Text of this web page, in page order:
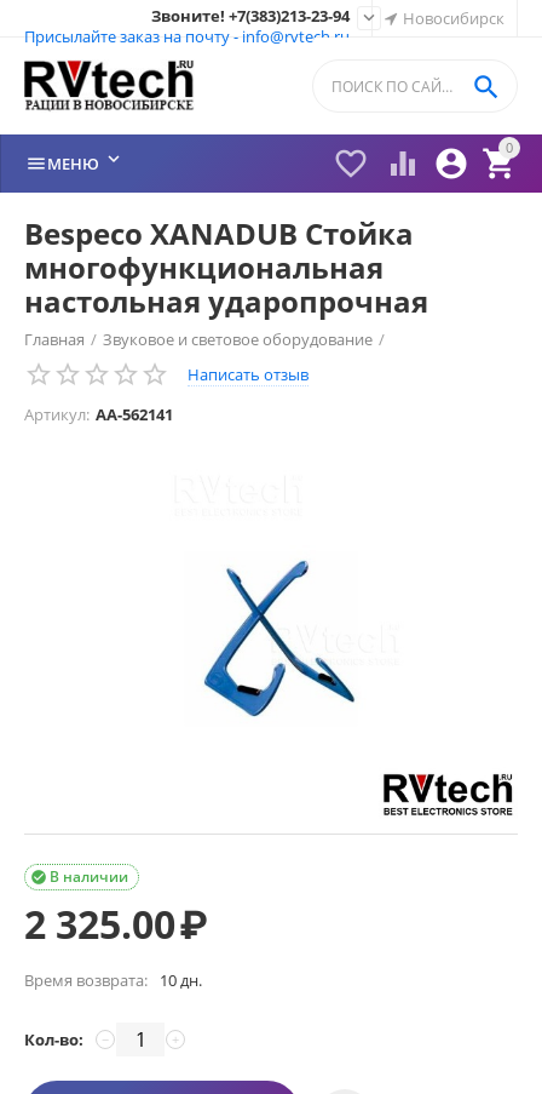
Новосибирск
Звоните! +7(383)213-23-94
Присылайте заказ на почту - info@rvtech.ru

0


 

МЕНЮ 
Bespeco XANADUB Стойка
многофункциональная
настольная ударопрочная
Главная / Звуковое и световое оборудование /
Гитарные стойки /
Написать отзыв
Артикул: AA-562141
В наличии

2 325.00₽
Время возврата: 10 дн.
Кол-во: +
−